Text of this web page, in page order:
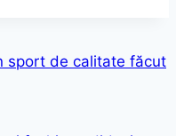
sport de calitate făcut